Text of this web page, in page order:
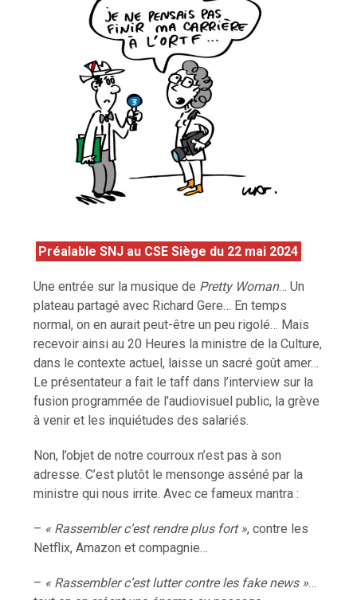
Préalable SNJ au CSE Siège du 22 mai 2024
Une entrée sur la musique de Pretty Woman… Un
plateau partagé avec Richard Gere… En temps
normal, on en aurait peut-être un peu rigolé… Mais
recevoir ainsi au 20 Heures la ministre de la Culture,
dans le contexte actuel, laisse un sacré goût amer…
Le présentateur a fait le taff dans l’interview sur la
fusion programmée de l’audiovisuel public, la grève
à venir et les inquiétudes des salariés.
Non, l’objet de notre courroux n’est pas à son
adresse. C’est plutôt le mensonge asséné par la
ministre qui nous irrite. Avec ce fameux mantra :
– « Rassembler c’est rendre plus fort », contre les
Netflix, Amazon et compagnie…
– « Rassembler c’est lutter contre les fake news »…